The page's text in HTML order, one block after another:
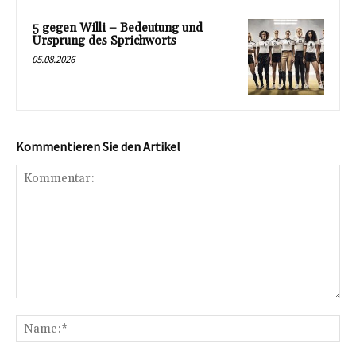
5 gegen Willi – Bedeutung und
Ursprung des Sprichworts
05.08.2026
Kommentieren Sie den Artikel